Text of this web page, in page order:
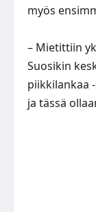
myös
– Mietittiin
Suosikin
piikkilankaa
ja tässä